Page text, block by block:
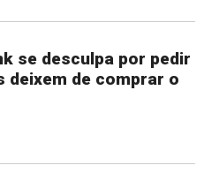
se desculpa por pedir
deixem de comprar o